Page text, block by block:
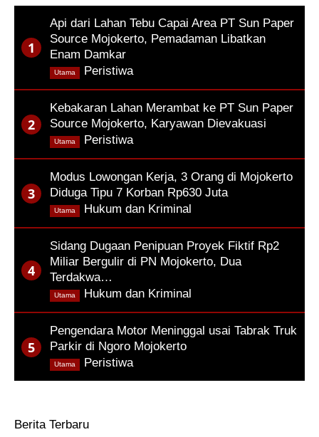
Api dari Lahan Tebu Capai Area PT Sun Paper
Source Mojokerto, Pemadaman Libatkan
Enam Damkar
Peristiwa,
Utama
Kebakaran Lahan Merambat ke PT Sun Paper
Source Mojokerto, Karyawan Dievakuasi
Peristiwa,
Utama
Modus Lowongan Kerja, 3 Orang di Mojokerto
Diduga Tipu 7 Korban Rp630 Juta
Hukum dan Kriminal
Utama
Sidang Dugaan Penipuan Proyek Fiktif Rp2
Miliar Bergulir di PN Mojokerto, Dua
Terdakwa…
Hukum dan Kriminal
Utama
Pengendara Motor Meninggal usai Tabrak Truk
Parkir di Ngoro Mojokerto
Peristiwa,
Utama
Berita Terbaru